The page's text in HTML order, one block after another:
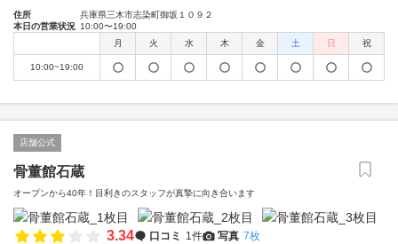
住所
兵庫県三木市志染町御坂１０９２
本日の営業状況 10:00〜19:00
月
火 水 木 金 土 日 祝
10:00~19:00
店舗公式
骨董館石蔵
オープンから40年！目利きのスタッフが真摯に向き合います
3.34 口コミ 1件 写真 7枚